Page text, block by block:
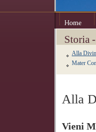
Home
Storia
Alla
Mater
Alla
Vieni